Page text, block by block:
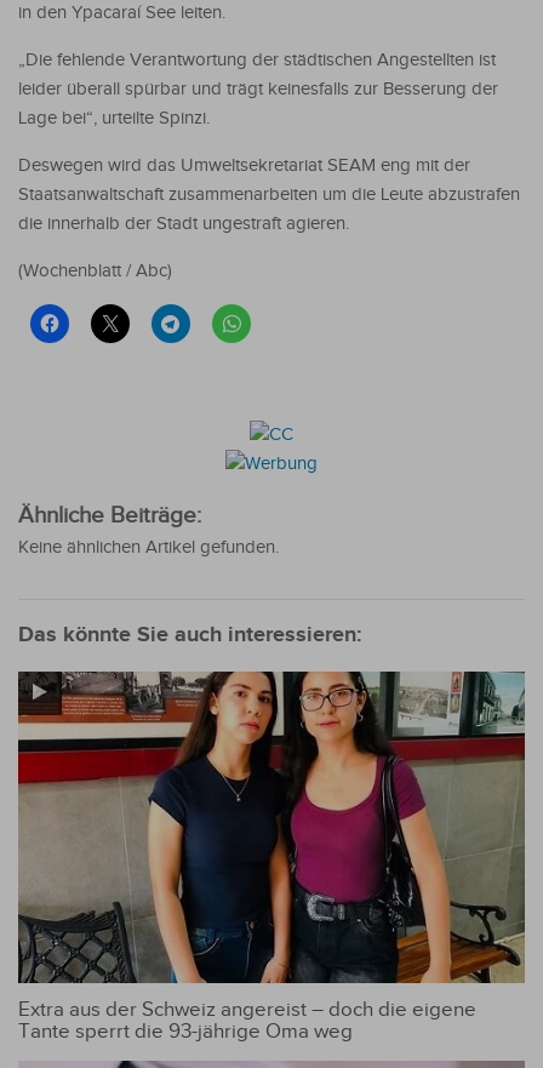
in den Ypacaraí See leiten.
„Die fehlende Verantwortung der städtischen Angestellten ist
leider überall spürbar und trägt keinesfalls zur Besserung der
Lage bei“, urteilte Spinzi.
Deswegen wird das Umweltsekretariat SEAM eng mit der
Staatsanwaltschaft zusammenarbeiten um die Leute abzustrafen
die innerhalb der Stadt ungestraft agieren.
(Wochenblatt / Abc)
Ähnliche Beiträge:
Keine ähnlichen Artikel gefunden.
Das könnte Sie auch interessieren:
Extra aus der Schweiz angereist – doch die eigene
Tante sperrt die 93-jährige Oma weg